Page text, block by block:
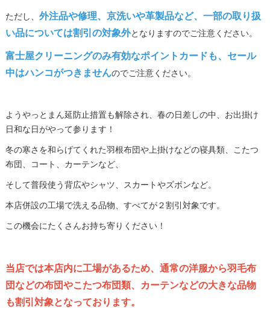
ただし、 外注品や修理、京洗いや革製品など、一部の取り扱
い品については割引の対象外となりますのでご注意ください。
富士屋クリーニングのみ有効なポイントカードも、セール
中はハンコがつきませんのでご注意ください。
ようやっとまん延防止措置も解除され、春の日差しの中、お出掛け
日和な日がやって参ります！
冬の寒さを和らげてくれた羽根布団や上掛けなどの寝具類、こたつ
布団、コート、カーテンなど、
そして普段使う背広やシャツ、スカートやズボンなど。
本店併設の工場で洗える品物、すべてが２割引対象です。
この機会にたくさんお持ち寄りください！
当店では本店内に工場があるため、通常の洋服から羽毛布
団などの布団やこたつ布団類、カーテンなどの大きな品物
も割引対象となっております。